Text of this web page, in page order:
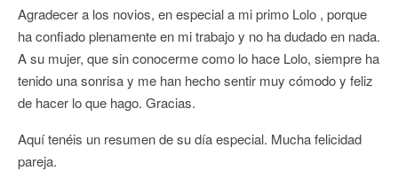
Agradecer a los novios, en especial a mi primo Lolo , porque
ha confiado plenamente en mi trabajo y no ha dudado en nada.
A su mujer, que sin conocerme como lo hace Lolo, siempre ha
tenido una sonrisa y me han hecho sentir muy cómodo y feliz
de hacer lo que hago. Gracias.
Aquí tenéis un resumen de su día especial. Mucha felicidad
pareja.